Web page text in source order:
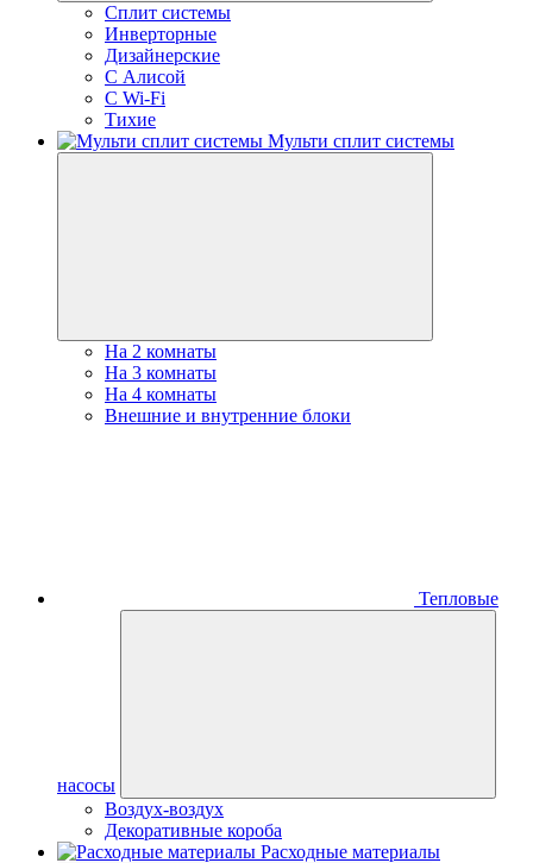
Сплит системы
Инверторные
Дизайнерские
С Алисой
C Wi-Fi
Тихие
Мульти сплит системы
На 2 комнаты
На 3 комнаты
На 4 комнаты
Внешние и внутренние блоки
Тепловые
насосы
Воздух-воздух
Декоративные короба
Расходные материалы